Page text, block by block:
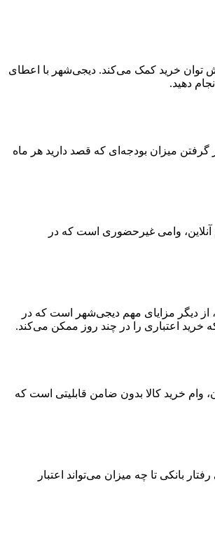
است که به مردم برای افزایش توان خرید کمک می‌کند. دیجی‌شهر با اعطای
در نظر گرفتن میزان بودجه‌ای که قصد دارید هر ماه
آنلاین، وامی غیرحضوری است که در
از دیگر مزایای مهم دیجی‌شهر است که در
اعتباری را در چند روز ممکن می‌کند.
خرید کالا بدون ضامن قابلیتی است که
بانکی تا چه میزان می‌تواند اعتبار